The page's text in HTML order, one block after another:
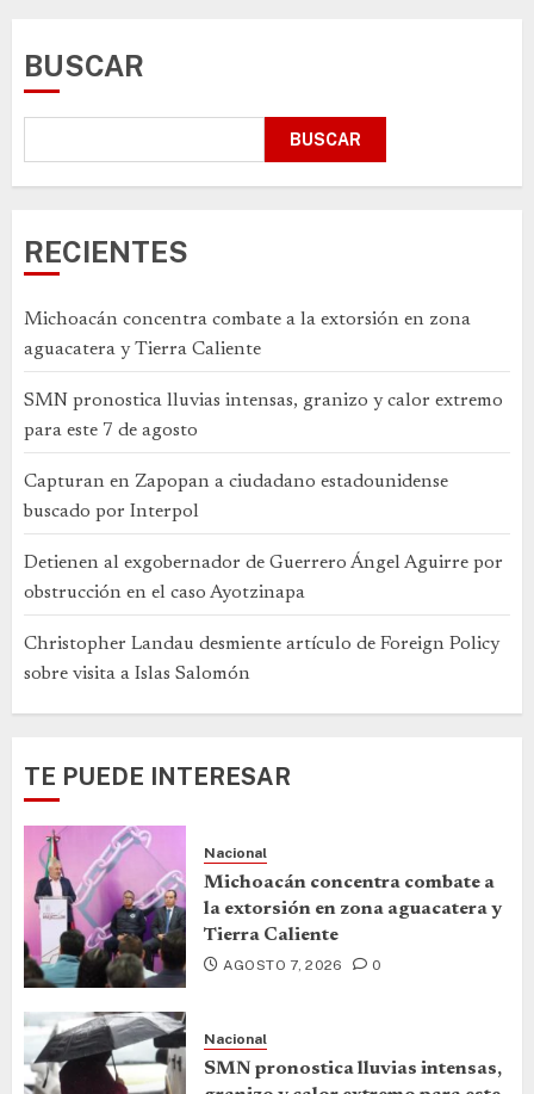
BUSCAR
BUSCAR
RECIENTES
Michoacán concentra combate a la extorsión en zona
aguacatera y Tierra Caliente
SMN pronostica lluvias intensas, granizo y calor extremo
para este 7 de agosto
Capturan en Zapopan a ciudadano estadounidense
buscado por Interpol
Detienen al exgobernador de Guerrero Ángel Aguirre por
obstrucción en el caso Ayotzinapa
Christopher Landau desmiente artículo de Foreign Policy
sobre visita a Islas Salomón
TE PUEDE INTERESAR
Nacional
Michoacán concentra combate a
la extorsión en zona aguacatera y
Tierra Caliente
AGOSTO 7, 2026 0
Nacional
SMN pronostica lluvias intensas,